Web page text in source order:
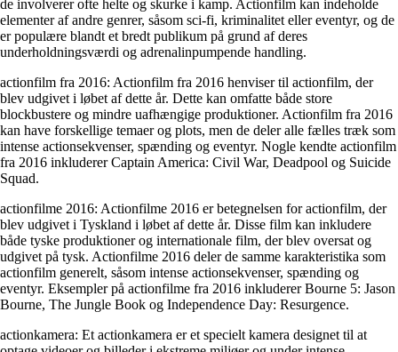
de involverer ofte helte og skurke i kamp. Actionfilm kan indeholde
elementer af andre genrer, såsom sci-fi, kriminalitet eller eventyr, og de
er populære blandt et bredt publikum på grund af deres
underholdningsværdi og adrenalinpumpende handling.
actionfilm fra 2016: Actionfilm fra 2016 henviser til actionfilm, der
blev udgivet i løbet af dette år. Dette kan omfatte både store
blockbustere og mindre uafhængige produktioner. Actionfilm fra 2016
kan have forskellige temaer og plots, men de deler alle fælles træk som
intense actionsekvenser, spænding og eventyr. Nogle kendte actionfilm
fra 2016 inkluderer Captain America: Civil War, Deadpool og Suicide
Squad.
actionfilme 2016: Actionfilme 2016 er betegnelsen for actionfilm, der
blev udgivet i Tyskland i løbet af dette år. Disse film kan inkludere
både tyske produktioner og internationale film, der blev oversat og
udgivet på tysk. Actionfilme 2016 deler de samme karakteristika som
actionfilm generelt, såsom intense actionsekvenser, spænding og
eventyr. Eksempler på actionfilme fra 2016 inkluderer Bourne 5: Jason
Bourne, The Jungle Book og Independence Day: Resurgence.
actionkamera: Et actionkamera er et specielt kamera designet til at